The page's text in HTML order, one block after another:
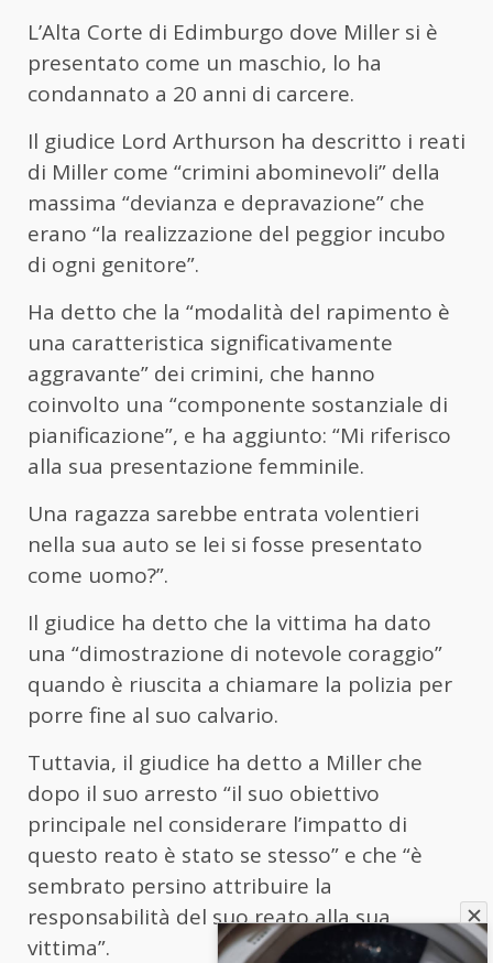
L’Alta Corte di Edimburgo dove Miller si è
presentato come un maschio, lo ha
condannato a 20 anni di carcere.
Il giudice Lord Arthurson ha descritto i reati
di Miller come “crimini abominevoli” della
massima “devianza e depravazione” che
erano “la realizzazione del peggior incubo
di ogni genitore”.
Ha detto che la “modalità del rapimento è
una caratteristica significativamente
aggravante” dei crimini, che hanno
coinvolto una “componente sostanziale di
pianificazione”, e ha aggiunto: “Mi riferisco
alla sua presentazione femminile.
Una ragazza sarebbe entrata volentieri
nella sua auto se lei si fosse presentato
come uomo?”.
Il giudice ha detto che la vittima ha dato
una “dimostrazione di notevole coraggio”
quando è riuscita a chiamare la polizia per
porre fine al suo calvario.
Tuttavia, il giudice ha detto a Miller che
dopo il suo arresto “il suo obiettivo
principale nel considerare l’impatto di
questo reato è stato se stesso” e che “è
sembrato persino attribuire la
responsabilità del suo reato alla sua
vittima”.